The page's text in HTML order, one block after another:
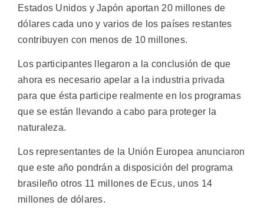
Estados Unidos y Japón aportan 20 millones de
dólares cada uno y varios de los países restantes
contribuyen con menos de 10 millones.
Los participantes llegaron a la conclusión de que
ahora es necesario apelar a la industria privada
para que ésta participe realmente en los programas
que se están llevando a cabo para proteger la
naturaleza.
Los representantes de la Unión Europea anunciaron
que este año pondrán a disposición del programa
brasileño otros 11 millones de Ecus, unos 14
millones de dólares.